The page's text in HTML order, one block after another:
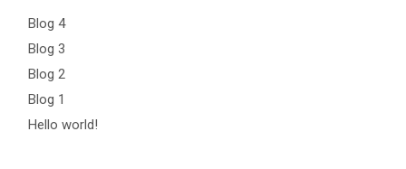
Blog 4
Blog 3
Blog 2
Blog 1
Hello world!